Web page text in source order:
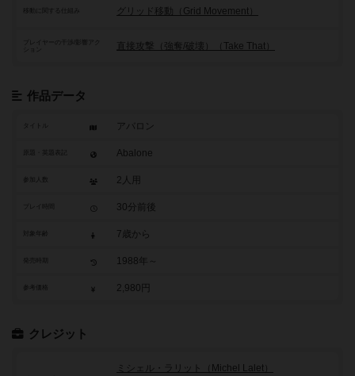
移動に関する仕組み グリッド移動（Grid Movement）
プレイヤーの干渉/影響アク
直接攻撃（強奪/破壊）（Take That）
作品データ
タイトル アバロン
Abalone
参加人数 2人用
30分前後
7歳から
1988年～
参考価格 2,980円
クレジット
ミシェル・ラリット（Michel Lalet）